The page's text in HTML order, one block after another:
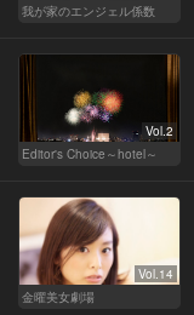
我が家のエンジェル係数
Vol.2
Editor's Choice～hotel～
Vol.14
金曜美女劇場